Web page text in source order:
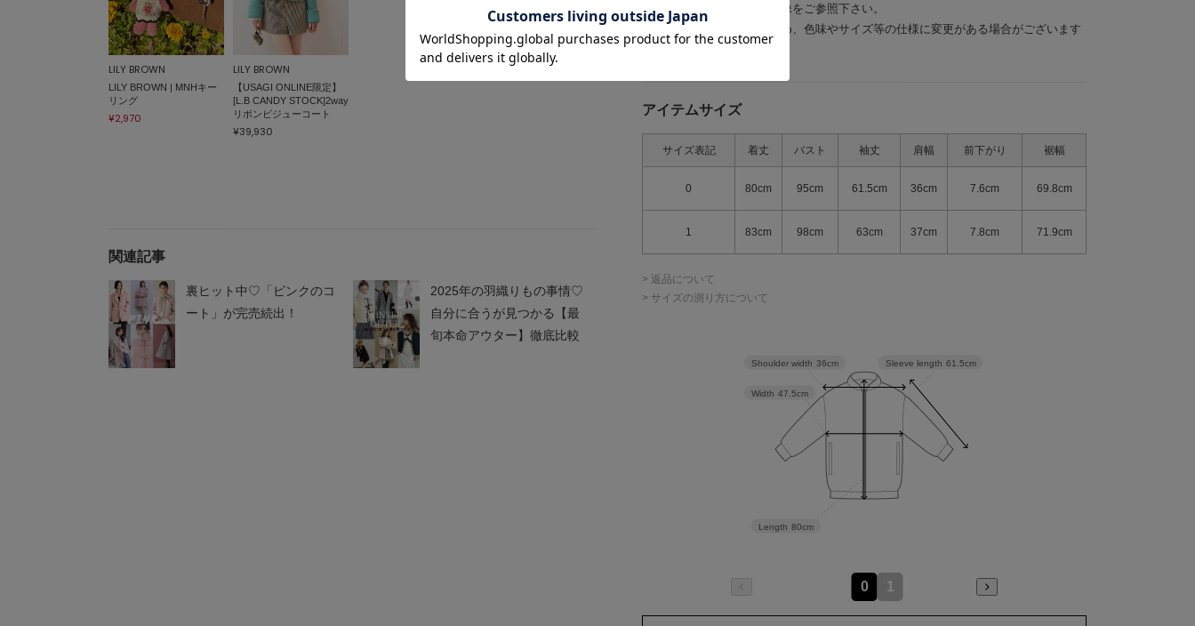
商品の色味は、商品単品画像をご参照下さい。
※商品画像はサンプルのため、色味やサイズ等の仕様に変更がある場合がございます
アイテムサイズ
サイズ表記 着丈 バスト 袖丈 肩幅 前下がり 裾幅
0 80cm 95cm 61.5cm 36cm 7.6cm 69.8cm
1 83cm 98cm 63cm 37cm 7.8cm 71.9cm
> 返品について
> サイズの測り方について
Sleeve length 61.5cm
Length 80cm
Width 47.5cm
Shoulder width 36cm
0 1
LILY BROWN
LILY BROWN | MNHキー
リング
¥2,970
LILY BROWN
【USAGI ONLINE限定】
[L.B CANDY STOCK]2way
リボンビジューコート
¥39,930
関連記事
裏ヒット中♡「ピンクのコ
ート」が完売続出！
2025年の羽織りもの事情♡
自分に合うが見つかる【最
旬本命アウター】徹底比較